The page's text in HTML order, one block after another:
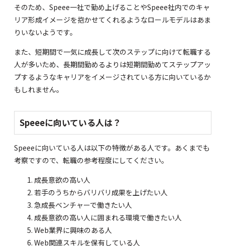
そのため、Speee一社で勤め上げることやSpeee社内でのキャ
リア形成イメージを抱かせてくれるようなロールモデルはあま
りいないようです。
また、短期間で一気に成長して次のステップに向けて転職する
人が多いため、長期間勤めるよりは短期間勤めてステップアッ
プするようなキャリアをイメージされている方に向いているか
もしれません。
Speeeに向いている人は？
Speeeに向いている人は以下の特徴がある人です。あくまでも
考察ですので、転職の参考程度にしてください。
成長意欲の高い人
若手のうちからバリバリ成果を上げたい人
急成長ベンチャーで働きたい人
成長意欲の高い人に囲まれる環境で働きたい人
Web業界に興味のある人
Web関連スキルを保有している人